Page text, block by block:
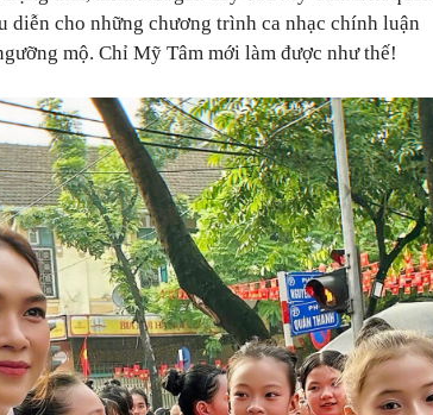
diễn cho những chương trình ca nhạc chính luận
mộ. Chỉ Mỹ Tâm mới làm được như thế!